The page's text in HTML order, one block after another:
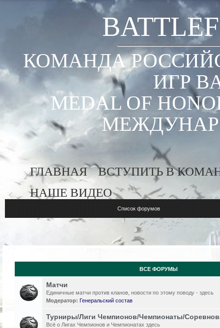
КОМАНДА
ИГР
MEDAL OF
ГЛАВНАЯ
ВСТУПИТЬ В
НАШЕ ВИДЕО
Список форумов
ВСЕ ФОРУМЫ
Матчи
Единичные матчи против кланов, новости по этому поводу - здесь
Модератор: Генеральский состав
Турниры/Лиги Чемпионов/Чемпионаты/
Всё о Лигах Чемпионов и Чемпионатах здесь